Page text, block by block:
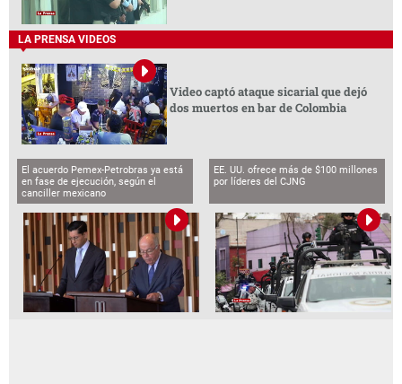
LA PRENSA VIDEOS
Video captó ataque sicarial que dejó
dos muertos en bar de Colombia
El acuerdo Pemex-Petrobras ya está
en fase de ejecución, según el
canciller mexicano
EE. UU. ofrece más de $100 millones
por líderes del CJNG